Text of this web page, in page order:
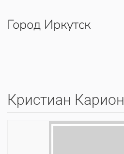
Перейти к содержимому
Город Иркутск
Кристиан Карион